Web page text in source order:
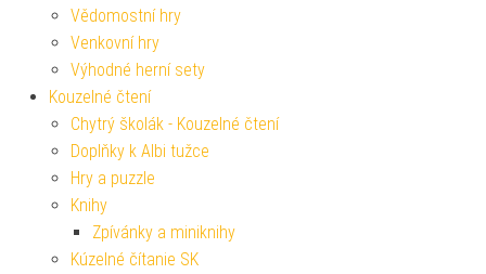
Vědomostní hry
Venkovní hry
Výhodné herní sety
Kouzelné čtení
Chytrý školák - Kouzelné čtení
Doplňky k Albi tužce
Hry a puzzle
Knihy
Zpívánky a miniknihy
Kúzelné čítanie SK